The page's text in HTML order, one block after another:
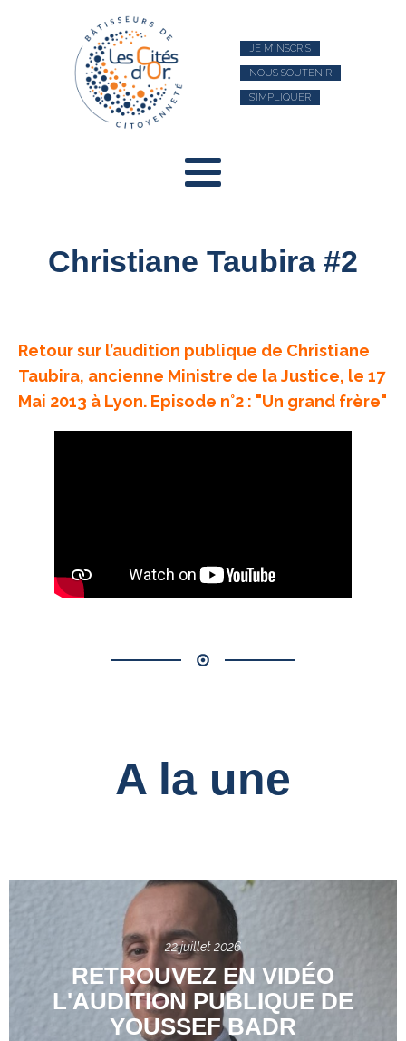
JE M’INSCRIS
NOUS SOUTENIR
S’IMPLIQUER
Christiane Taubira #2
Retour sur l’audition publique de Christiane
Taubira, ancienne Ministre de la Justice, le 17
Mai 2013 à Lyon. Episode n°2 : "Un grand frère"
A la une
22 juillet 2026
RETROUVEZ EN VIDÉO
L'AUDITION PUBLIQUE DE
YOUSSEF BADR